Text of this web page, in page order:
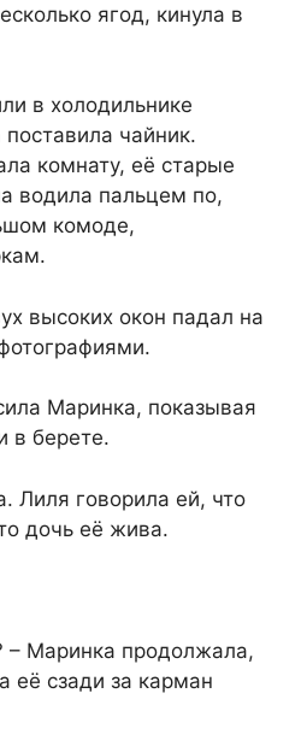
ягод, кинула в
в холодильнике
чайник.
комнату, её старые
водила пальцем по,
комоде,
высоких окон падал на
Маринка, показывая
в берете.
Лиля говорила ей, что
дочь её жива.
– Маринка продолжала,
её сзади за карман